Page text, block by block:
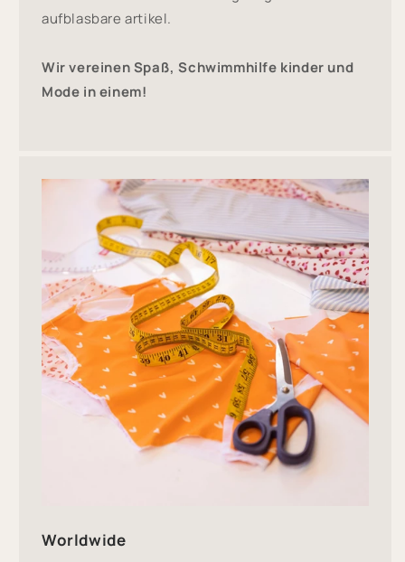
aufblasbare artikel.
Wir vereinen Spaß, Schwimmhilfe kinder und
Mode in einem!
Worldwide